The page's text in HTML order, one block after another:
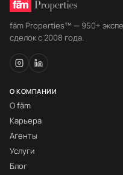
fäm Properties™ — 950+
сделок с 2008 года.
О КОМПАНИИ
О fäm
Карьера
Агенты
Услуги
Блог